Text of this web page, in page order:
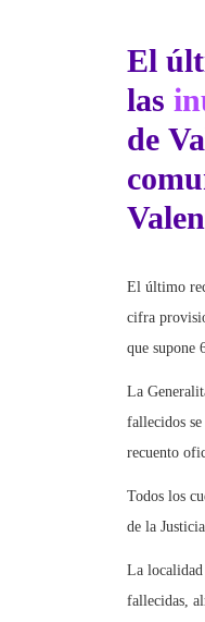
El
las
de
El último
cifra
que supone
La
fallecidos
recuento
Todos los
de la
La localidad
fallecidas,